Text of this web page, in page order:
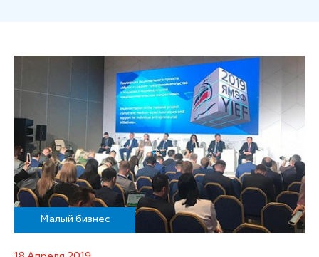
Малый бизнес